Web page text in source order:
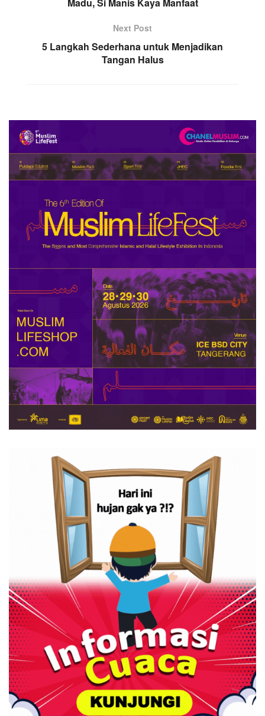
Madu, Si Manis Kaya Manfaat
Next Post
5 Langkah Sederhana untuk Menjadikan
Tangan Halus